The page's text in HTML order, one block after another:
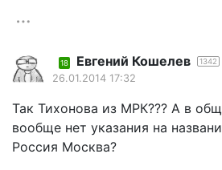
18 Евгений Кошелев 1342
26.01.2014 17:32
Так Тихонова из МРК??? А в
вообще нет указания на
Россия Москва?